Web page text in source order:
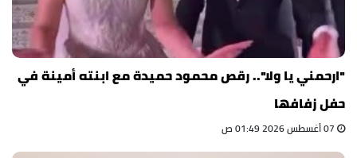
"ارحمني يا ولا".. رقص محمود حميدة مع ابنته أمينة في
حفل زفافها